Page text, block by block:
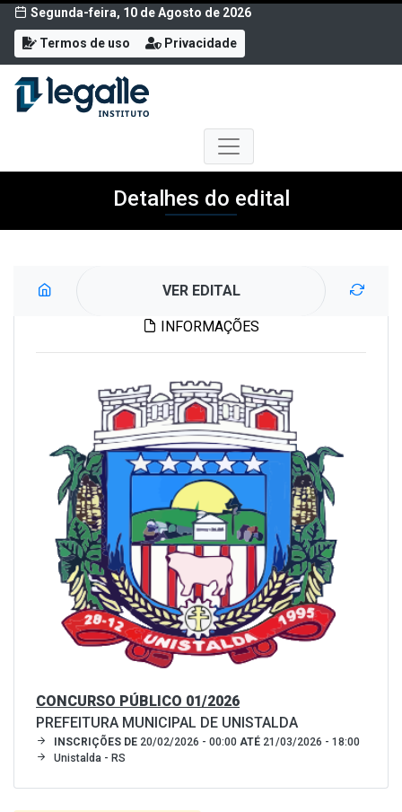
Segunda-feira, 10 de Agosto de 2026
Termos de uso Privacidade
Detalhes do edital
VER EDITAL
INFORMAÇÕES
CONCURSO PÚBLICO 01/2026
PREFEITURA MUNICIPAL DE UNISTALDA
INSCRIÇÕES DE 20/02/2026 - 00:00 ATÉ 21/03/2026 - 18:00
Unistalda - RS